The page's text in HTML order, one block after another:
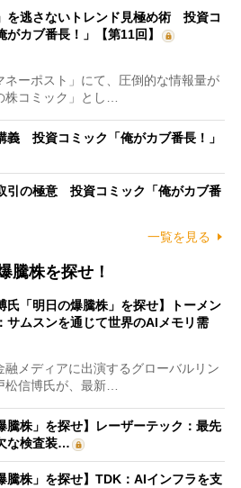
を逃さないトレンド見極め術 投資コ
がカブ番長！」【第11回】
ーポスト」にて、圧倒的な情報量が
株コミック」とし…
義 投資コミック「俺がカブ番長！」
引の極意 投資コミック「俺がカブ番
一覧を見る
騰株を探せ！
氏「明日の爆騰株」を探せ】トーメン
サムスンを通じて世界のAIメモリ需
メディアに出演するグローバルリン
松信博氏が、最新…
騰株」を探せ】レーザーテック：最先
な検査装…
騰株」を探せ】TDK：AIインフラを支